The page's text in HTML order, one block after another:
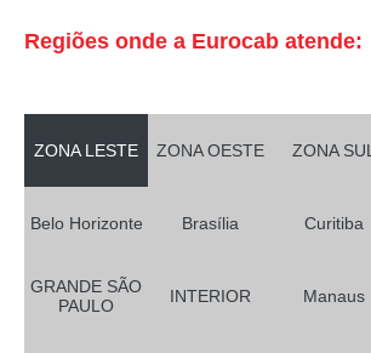
Regiões onde a Eurocab atende:
ZONA LESTE ZONA OESTE ZONA SUL
Belo Horizonte Brasília Curitiba
GRANDE SÃO
PAULO
INTERIOR Manaus